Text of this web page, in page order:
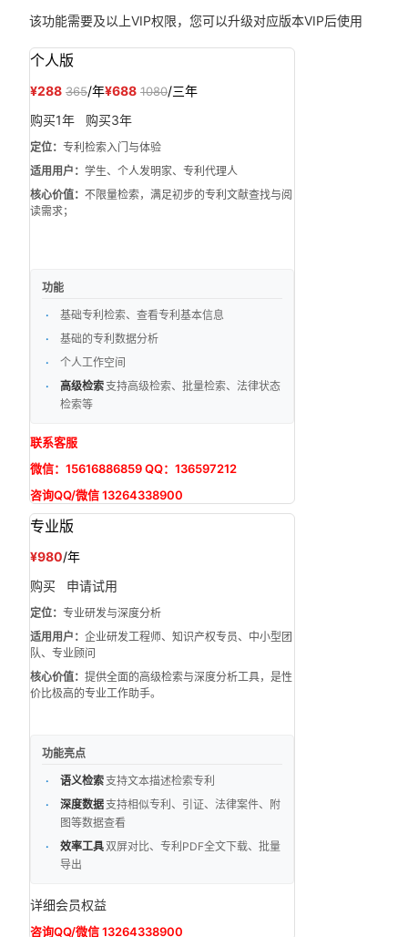
该功能需要及以上VIP权限，您可以升级对应版本VIP后使用
个人版
¥288 365/年¥688 1080/三年
购买1年
购买3年
定位： 专利检索入门与体验
适用用户： 学生、个人发明家、专利代理人
核心价值： 不限量检索，满足初步的专利文献查找与阅
读需求；
功能
基础专利检索、查看专利基本信息
基础的专利数据分析
个人工作空间
高级检索 支持高级检索、批量检索、法律状态
检索等
联系客服
微信：15616886859 QQ：136597212
咨询QQ/微信 13264338900
专业版
¥980/年
购买
申请试用
定位： 专业研发与深度分析
适用用户： 企业研发工程师、知识产权专员、中小型团
队、专业顾问
核心价值： 提供全面的高级检索与深度分析工具，是性
价比极高的专业工作助手。
功能亮点
语义检索 支持文本描述检索专利
深度数据 支持相似专利、引证、法律案件、附
图等数据查看
效率工具双屏对比、专利PDF全文下载、批量
导出
详细会员权益
咨询QQ/微信 13264338900